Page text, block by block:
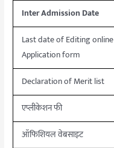
Inter Admission Date
Last date of Editing online
Application form
Declaration of Merit list
एप्लीकेशन फी
ऑफिशियल वेबसाइट